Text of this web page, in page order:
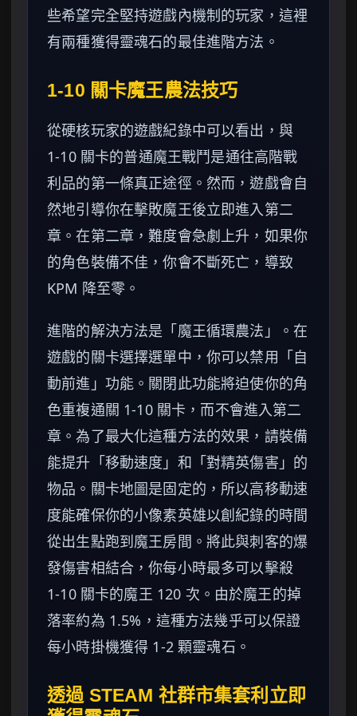
些希望完全堅持遊戲內機制的玩家，這裡
有兩種獲得靈魂石的最佳進階方法。
1-10 關卡魔王農法技巧
從硬核玩家的遊戲紀錄中可以看出，與
1-10 關卡的普通魔王戰鬥是通往高階戰
利品的第一條真正途徑。然而，遊戲會自
然地引導你在擊敗魔王後立即進入第二
章。在第二章，難度會急劇上升，如果你
的角色裝備不佳，你會不斷死亡，導致
KPM 降至零。
進階的解決方法是「魔王循環農法」。在
遊戲的關卡選擇選單中，你可以禁用「自
動前進」功能。關閉此功能將迫使你的角
色重複通關 1-10 關卡，而不會進入第二
章。為了最大化這種方法的效果，請裝備
能提升「移動速度」和「對精英傷害」的
物品。關卡地圖是固定的，所以高移動速
度能確保你的小像素英雄以創紀錄的時間
從出生點跑到魔王房間。將此與刺客的爆
發傷害相結合，你每小時最多可以擊殺
1-10 關卡的魔王 120 次。由於魔王的掉
落率約為 1.5%，這種方法幾乎可以保證
每小時掛機獲得 1-2 顆靈魂石。
透過 STEAM 社群市集套利立即